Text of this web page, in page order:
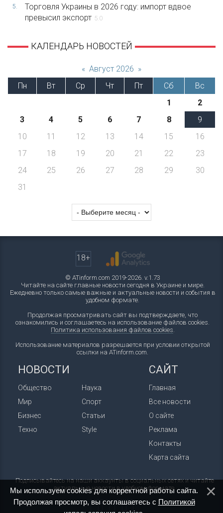
5.
Торговля Украины в 2026 году: импорт вдвое
превысил экспорт 5.0
КАЛЕНДАРЬ НОВОСТЕЙ
« Август 2026 »
Пн
Вт Ср Чт Пт Сб
Вс
1
2
3
4 5 6 7 8
9
10
11 12 13 14 15
16
17
18 19 20 21 22
23
24
25 26 27 28 29
30
31
18+
© ATinform.com 2019-2026. v.1.73
Читайте на сайте главные новости сегодня в Украине и мире.
Ежедневно только самые важные и актуальные новости и события в
удобном формате.
Продолжая просматривать сайт вы подтверждаете, что
ознакомились и соглашаетесь на использование файлов cookies.
Политика использования файлов cookies.
Использование материалов разрешается при условии открытой
ссылки на ATinform.com.
НОВОСТИ
Общество
Мир
Бизнес
Техно
Наука
Спорт
Статьи
Style
САЙТ
Главная
Все новости
О сайте
Реклама
Контакты
Карта сайта
Подписывайтесь на наши аккаунты в социальных сетях и читайте
актуальные новости в удобном формате.
Мы используем cookies для корректной работы сайта.
Продолжая просмотр, вы соглашаетесь с Политикой